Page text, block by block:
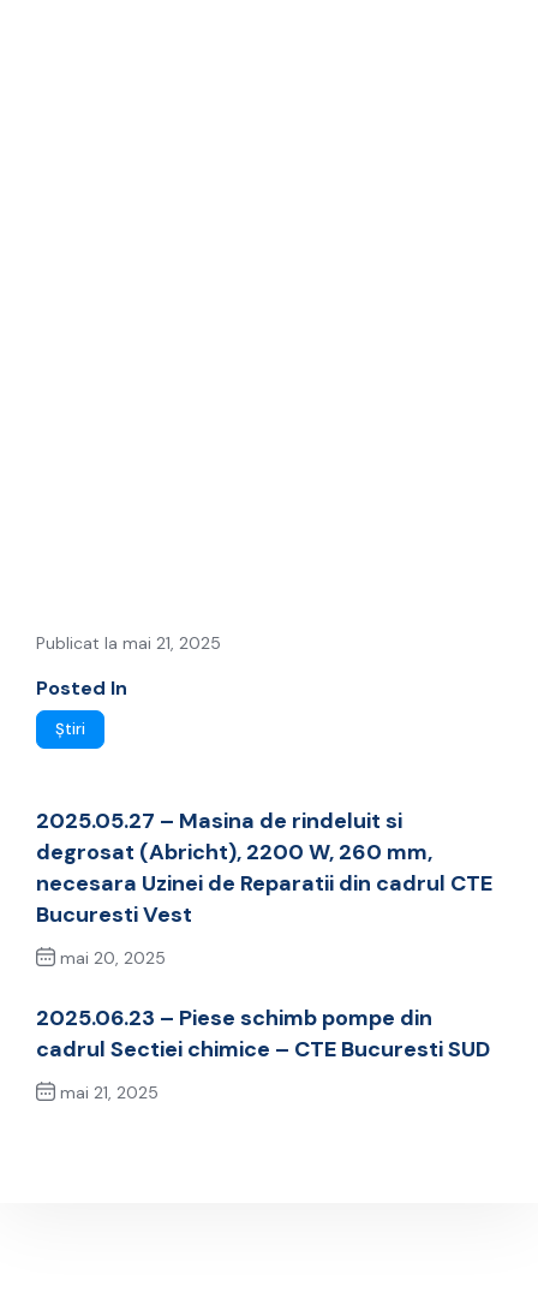
Publicat la mai 21, 2025
Posted In
Știri
2025.05.27 – Masina de rindeluit si
degrosat (Abricht), 2200 W, 260 mm,
necesara Uzinei de Reparatii din cadrul CTE
Bucuresti Vest
mai 20, 2025
2025.06.23 – Piese schimb pompe din
cadrul Sectiei chimice – CTE Bucuresti SUD
mai 21, 2025